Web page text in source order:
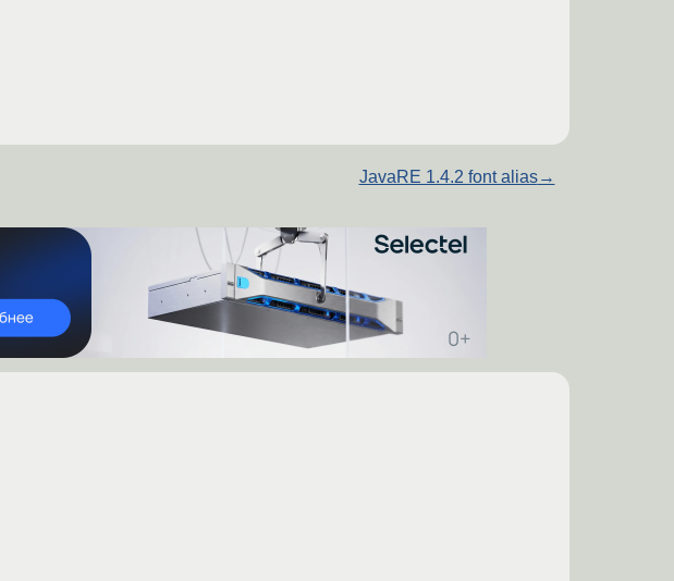
JavaRE 1.4.2 font alias→